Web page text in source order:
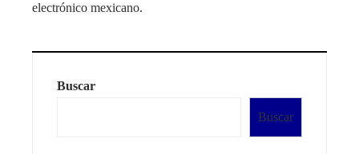
electrónico mexicano.
Buscar
Buscar